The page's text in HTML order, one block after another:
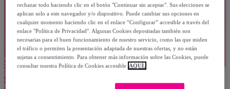
rechazar todo haciendo clic en el botón "Continuar sin aceptar". Sus elecciones se
aplican solo a este navegador y/o dispositivo. Puede cambiar sus opciones en
cualquier momento haciendo clic en el enlace “Configurar” accesible a través del
enlace "Política de Privacidad". Algunas Cookies depositadas también son
necesarias para el buen funcionamiento de nuestro servicio, como las que miden
el tráfico o permiten la presentación adaptada de nuestras ofertas, y no están
sujetas a consentimiento. Para obtener más información sobre las Cookies, puede
consultar nuestra Política de Cookies accesible AQUÍ.